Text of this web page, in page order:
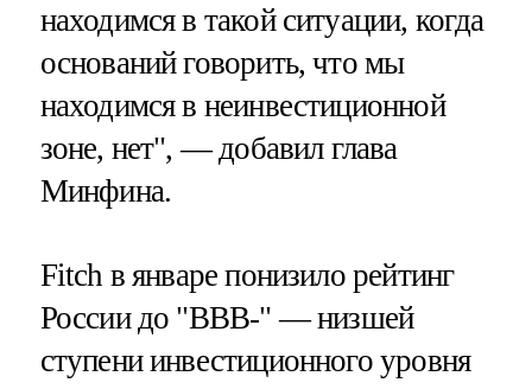
находимся в такой ситуации, когда
оснований говорить, что мы
находимся в неинвестиционной
зоне, нет", — добавил глава
Минфина.
Fitch в январе понизило рейтинг
России до "BBB-" — низшей
ступени инвестиционного уровня